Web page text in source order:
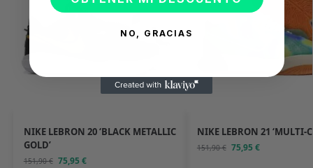
NIKE LEBRON 20 ‘BLACK METALLIC
GOLD’
151,90€ 75,95€
NIKE LEBRON 21 ‘MULTI-
151,90€ 75,95€
NO, GRACIAS